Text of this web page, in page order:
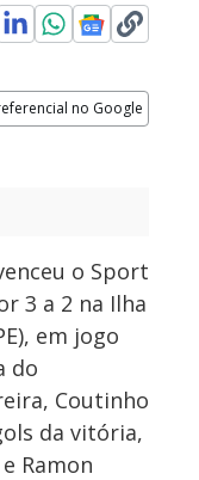
no Google
o Sport
3 a 2 na Ilha
em jogo
do
Coutinho
da vitória,
Ramon